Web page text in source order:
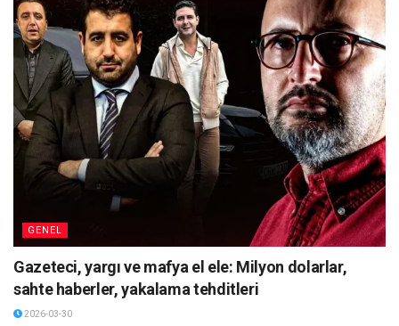
GENEL
Gazeteci, yargı ve mafya el ele: Milyon dolarlar,
sahte haberler, yakalama tehditleri
2026-03-30